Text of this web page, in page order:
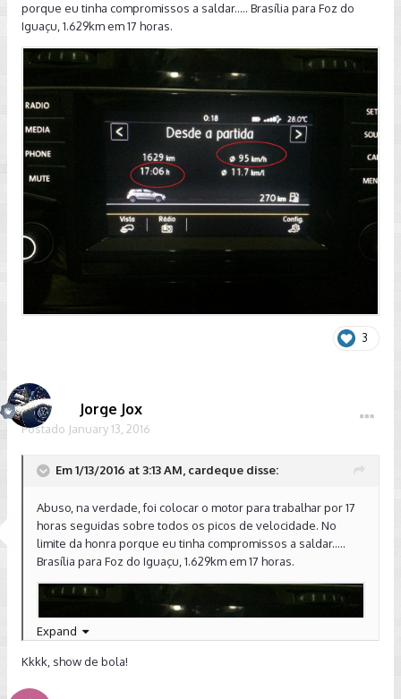
porque eu tinha compromissos a saldar..... Brasília para Foz do
Iguaçu, 1.629km em 17 horas.
3
Jorge Jox
Postado January 13, 2016
Em 1/13/2016 at 3:13 AM, cardeque disse:
Abuso, na verdade, foi colocar o motor para trabalhar por 17
horas seguidas sobre todos os picos de velocidade. No
limite da honra porque eu tinha compromissos a saldar.....
Brasília para Foz do Iguaçu, 1.629km em 17 horas.
Expand
Kkkk, show de bola!